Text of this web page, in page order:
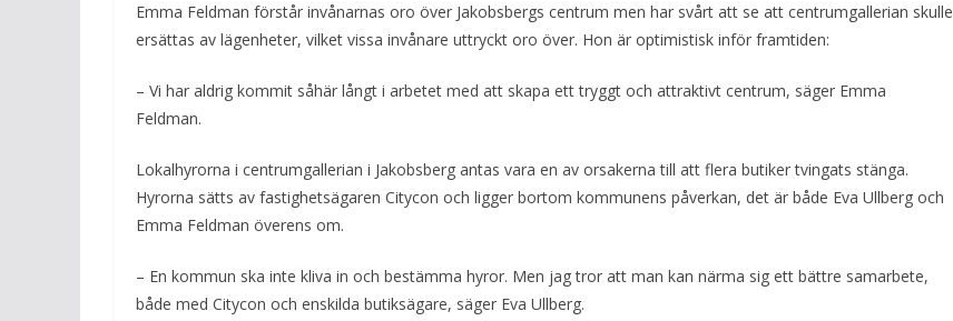
Emma Feldman förstår invånarnas oro över Jakobsbergs centrum men har svårt att se att centrumgallerian skulle
ersättas av lägenheter, vilket vissa invånare uttryckt oro över. Hon är optimistisk inför framtiden:
– Vi har aldrig kommit såhär långt i arbetet med att skapa ett tryggt och attraktivt centrum, säger Emma
Feldman.
Lokalhyrorna i centrumgallerian i Jakobsberg antas vara en av orsakerna till att flera butiker tvingats stänga.
Hyrorna sätts av fastighetsägaren Citycon och ligger bortom kommunens påverkan, det är både Eva Ullberg och
Emma Feldman överens om.
– En kommun ska inte kliva in och bestämma hyror. Men jag tror att man kan närma sig ett bättre samarbete,
både med Citycon och enskilda butiksägare, säger Eva Ullberg.